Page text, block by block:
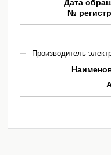
Дата
№
Производитель